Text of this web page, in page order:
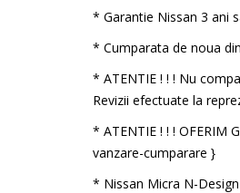
* Garantie Nissan 3 ani
* Cumparata de noua
* ATENTIE ! ! ! Nu
Revizii efectuate la
* ATENTIE ! ! ! OFERIM
vanzare-cumparare }
* Nissan Micra N-Design